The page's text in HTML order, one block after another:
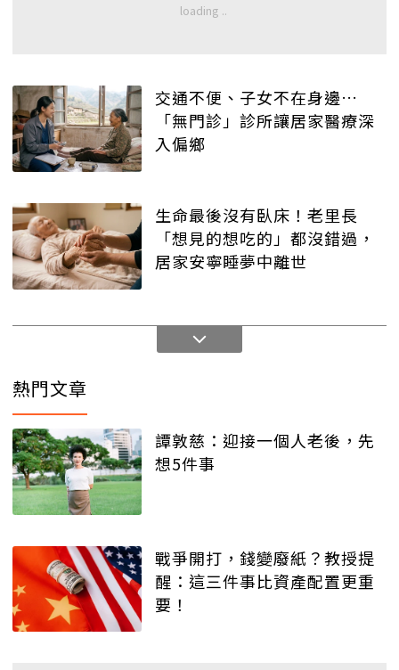
交通不便、子女不在身邊…
「無門診」診所讓居家醫療深
入偏鄉
生命最後沒有臥床！老里長
「想見的想吃的」都沒錯過，
居家安寧睡夢中離世
熱門文章
譚敦慈：迎接一個人老後，先
想5件事
戰爭開打，錢變廢紙？教授提
醒：這三件事比資產配置更重
要！